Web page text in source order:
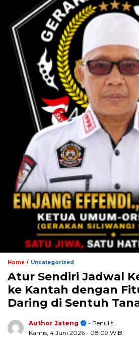
Home / Uncategorized
Atur Sendiri Jadwal
ke Kantah dengan
Daring di Sentuh
Author Jateng
- Penulis
Kamis, 4 Juni 2026 - 08:09 WIB